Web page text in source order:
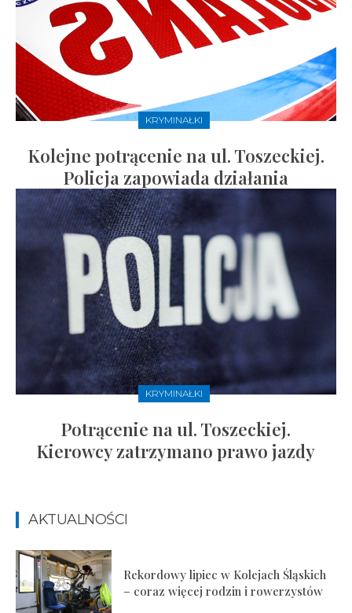
KRYMINAŁKI
Kolejne potrącenie na ul. Toszeckiej.
Policja zapowiada działania
KRYMINAŁKI
Potrącenie na ul. Toszeckiej.
Kierowcy zatrzymano prawo jazdy
AKTUALNOŚCI
Rekordowy lipiec w Kolejach Śląskich
– coraz więcej rodzin i rowerzystów